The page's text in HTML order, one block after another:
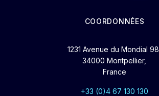
COORDONNÉES
1231 Avenue du Mondial 98,
34000 Montpellier,
France
+33 (0)4 67 130 130